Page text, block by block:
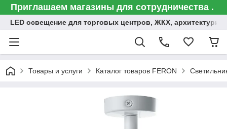
Приглашаем магазины для сотрудничества .
LED освещение для торговых центров, ЖКХ,
Товары и услуги Каталог товаров FERON